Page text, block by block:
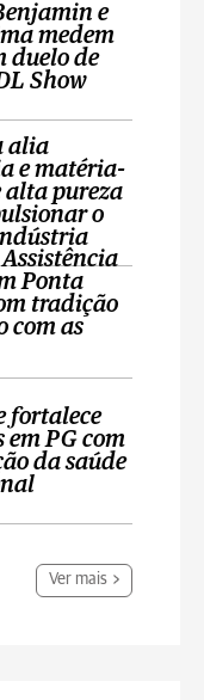
e
medem
duelo de
Show
alia
e matéria-
alta pureza
o
Ponta
tradição
com as
fortalece
em PG com
da saúde
Ver mais